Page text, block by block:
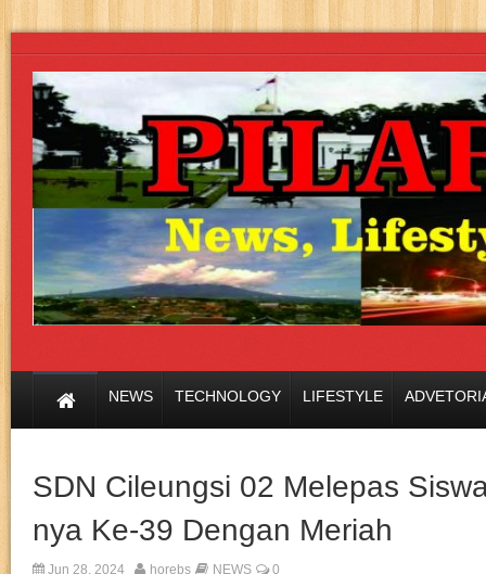
NEWS TECHNOLOGY LIFESTYLE
SDN Cileungsi 02 Melepas
nya Ke-39 Dengan Meriah
Jun 28, 2024 horebs NEWS 0